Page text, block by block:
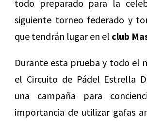
todo preparado para la
siguiente torneo federado y
que tendrán lugar en el club
Durante esta prueba y todo el
el Circuito de Pádel Estrella
una campaña para
importancia de utilizar gafas